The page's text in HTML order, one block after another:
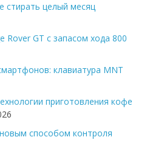
стирать целый месяц
Rover GT с запасом хода 800
клавиатура MNT
приготовления кофе
способом контроля